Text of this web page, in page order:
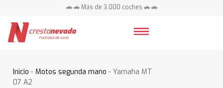
🚗 🚗 Más de 3.000 coches 🚗 🚗
Inicio -Motos segunda mano - Yamaha MT
07 A2